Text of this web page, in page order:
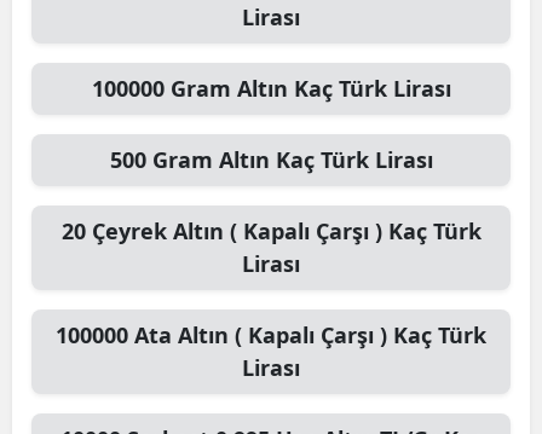
Lirası
100000 Gram Altın Kaç Türk Lirası
500 Gram Altın Kaç Türk Lirası
20 Çeyrek Altın ( Kapalı Çarşı )Kaç Türk
Lirası
100000 Ata Altın ( Kapalı Çarşı ) Kaç Türk
Lirası